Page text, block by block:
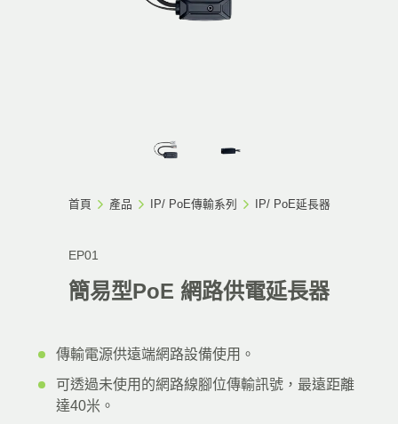
首頁 產品 IP/ PoE傳輸系列 IP/ PoE延長器
EP01
簡易型PoE 網路供電延長器
傳輸電源供遠端網路設備使用。
可透過未使用的網路線腳位傳輸訊號，最遠距離
達40米。